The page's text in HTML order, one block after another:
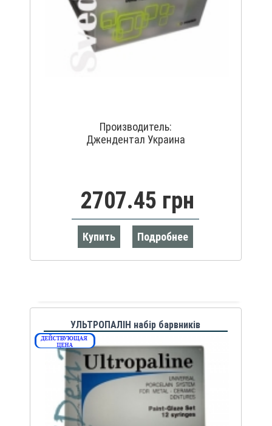
Производитель:
Джендентал Украина
2707.45 грн
Купить Подробнее
УЛЬТРОПАЛІН набір барвників